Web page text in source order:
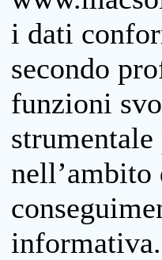
i dati
secondo
funzioni